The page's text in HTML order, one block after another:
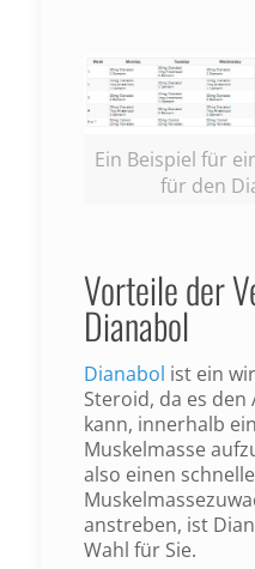
Ein Beispiel für
für den
Vorteile der
Dianabol
Dianabol ist ein
Steroid, da es
kann, innerhalb
Muskelmasse
also einen
anstreben, ist
Wahl für Sie.